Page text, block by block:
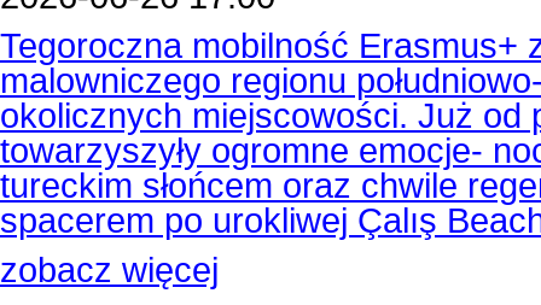
Tegoroczna mobilność Erasmus+
malowniczego regionu
okolicznych miejscowości. Już
towarzyszyły ogromne emocje-
tureckim słońcem oraz chwile
spacerem po urokliwej Çalış
zobacz więcej